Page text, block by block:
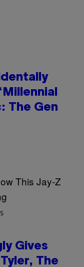
The Gen
Gives
The